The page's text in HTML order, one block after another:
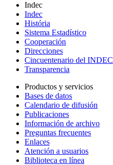
Indec
Indec
História
Sistema Estadístico
Cooperación
Direcciones
Cincuentenario del INDEC
Transparencia
Productos y servicios
Bases de datos
Calendario de difusión
Publicaciones
Información de archivo
Preguntas frecuentes
Enlaces
Atención a usuarios
Biblioteca en línea